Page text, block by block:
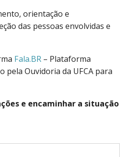
orientação e
das pessoas envolvidas e
Fala.BR– Plataforma
pela Ouvidoria da UFCA para
e encaminhar a situação